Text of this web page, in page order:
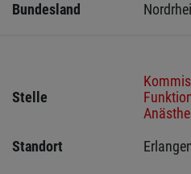
Bundesland
Stelle
Standort